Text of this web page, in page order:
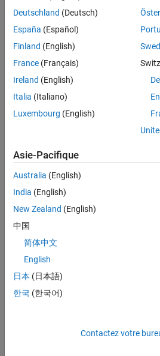
36935-
Ingénierie
de
la
FR-
Résumé
du
poste
Are you
about
state-of-
the-art
Do you
Deutschland (Deutsch)
España (Español)
Finland (English)
France (Français)
Ireland (English)
Italia (Italiano)
Luxembourg (English)
Asie-Pacifique
Australia (English)
India (English)
New Zealand (English)
中国
简体中文
English
日本 (日本語)
한국 (한국어)
Contactez votre